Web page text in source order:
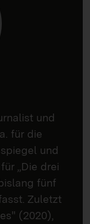
und
für die
und
„Die drei
fünf
Zuletzt
(2020),